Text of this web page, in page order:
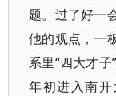
题。过了好一
他的观点，一
系里“四大才
年初进入南